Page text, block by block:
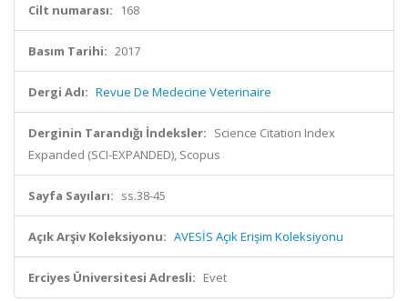
Cilt numarası: 168
Basım Tarihi: 2017
Dergi Adı: Revue De Medecine Veterinaire
Derginin Tarandığı İndeksler: Science Citation Index
Expanded (SCI-EXPANDED), Scopus
Sayfa Sayıları: ss.38-45
Açık Arşiv Koleksiyonu: AVESİS Açık Erişim Koleksiyonu
Erciyes Üniversitesi Adresli: Evet